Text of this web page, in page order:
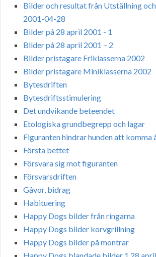
Bilder och resultat från Utställning
2001-04-28
Bilder på 28 april 2001 - 1
Bilder på 28 april 2001 – 2
Bilder pristagare Friklasserna 2002
Bilder pristagare Miniklasserna 2002
Bytesdriften
Bytesdriftsstimulering
Det undvikande beteendet
Etologiska grundbegrepp och lagar
Figuranten hindrar hunden att komma
Första bettet
Försvara sig mot figuranten
Försvarsdriften
Gåvor, bidrag
Habituering
Happy Dogs bilder från ringarna
Happy Dogs bilder korvgrillning
Happy Dogs bilder på montrar